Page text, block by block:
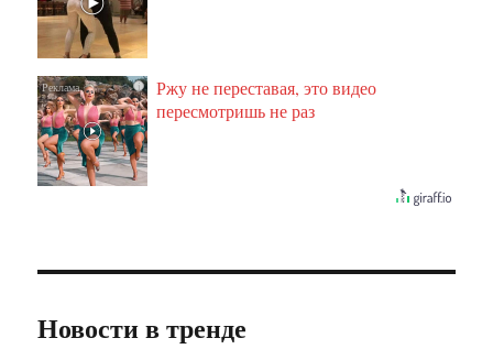
i
Ржу не переставая, это видео
пересмотришь не раз
Новости в тренде